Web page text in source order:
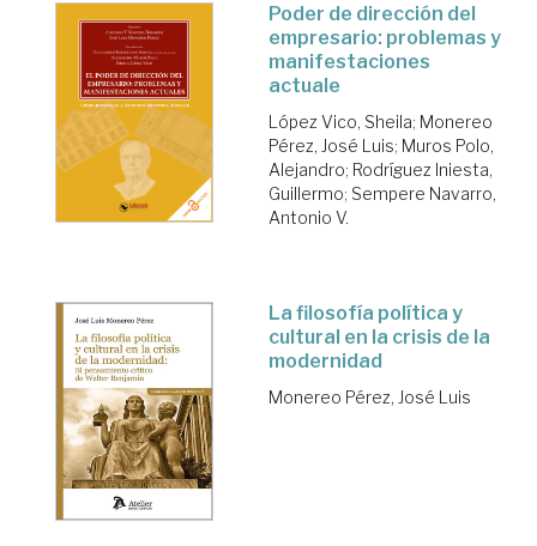
Poder de dirección del
empresario: problemas y
manifestaciones
actuale
López Vico, Sheila; Monereo
Pérez, José Luis; Muros Polo,
Alejandro; Rodríguez Iniesta,
Guillermo; Sempere Navarro,
Antonio V.
La filosofía política y
cultural en la crisis de la
modernidad
Monereo Pérez, José Luis